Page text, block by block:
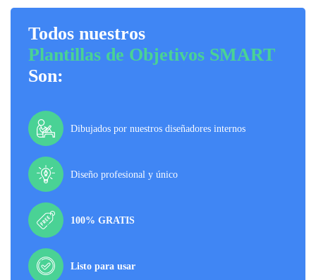
Todos nuestros
Plantillas de Objetivos SMART
Son:
Dibujados por nuestros diseñadores internos
Diseño profesional y único
100% GRATIS
Listo para usar